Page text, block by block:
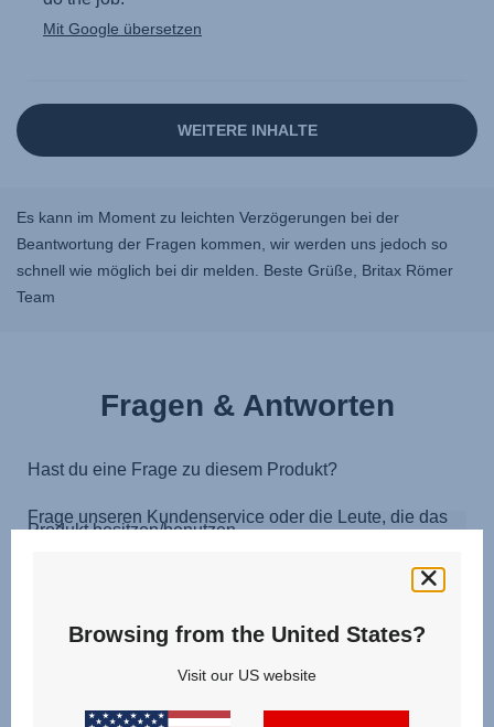
Es kann im Moment zu leichten Verzögerungen bei der
Beantwortung der Fragen kommen, wir werden uns jedoch so
schnell wie möglich bei dir melden. Beste Grüße, Britax Römer
Team
Fragen & Antworten
Browsing from the United States?
Visit our US website